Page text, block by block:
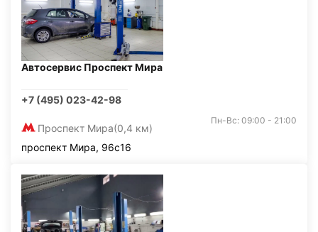
Автосервис Проспект Мира
+7 (495) 023-42-98
Проспект Мира(0,4 км)
Пн-Вс: 09:00 - 21:00
проспект Мира, 96с16